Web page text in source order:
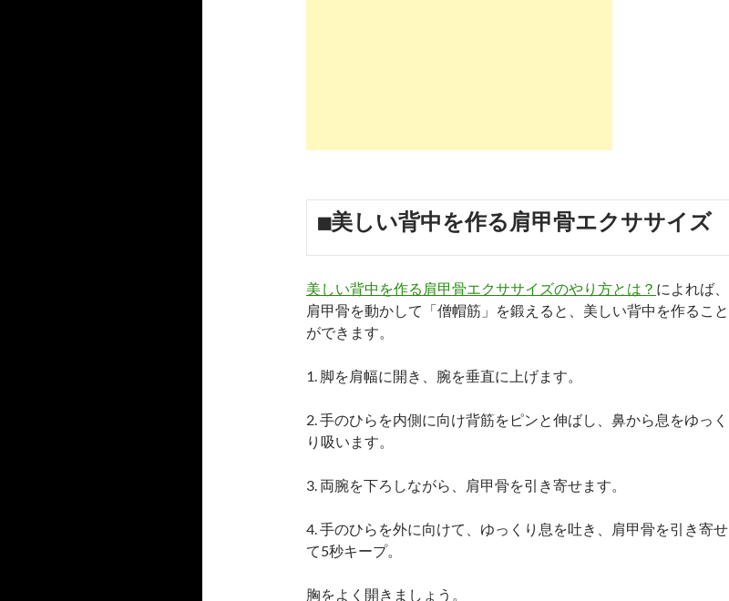
■美しい背中を作る肩甲骨エクササイズ
美しい背中を作る肩甲骨エクササイズのやり方とは？ によれば、
肩甲骨を動かして「僧帽筋」を鍛えると、美しい背中を作ること
ができます。
1. 脚を肩幅に開き、腕を垂直に上げます。
2. 手のひらを内側に向け背筋をピンと伸ばし、鼻から息をゆっく
り吸います。
3. 両腕を下ろしながら、肩甲骨を引き寄せます。
4. 手のひらを外に向けて、ゆっくり息を吐き、肩甲骨を引き寄せ
て5秒キープ。
胸をよく開きましょう。